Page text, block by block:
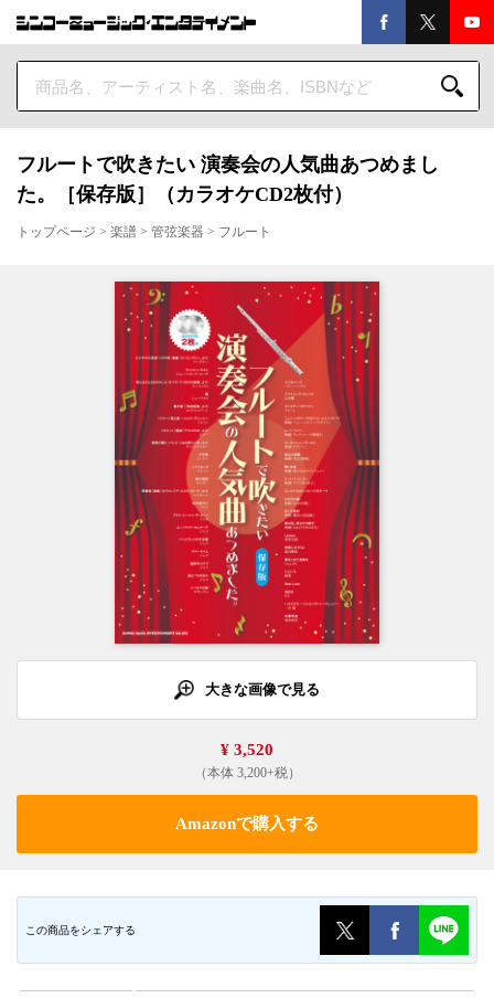
フルートで吹きたい 演奏会の人気曲あつめまし
た。［保存版］（カラオケCD2枚付）
トップページ > 楽譜 > 管弦楽器 > フルート
大きな画像で見る
¥ 3,520
（本体 3,200+税）
Amazonで購入する
この商品をシェアする